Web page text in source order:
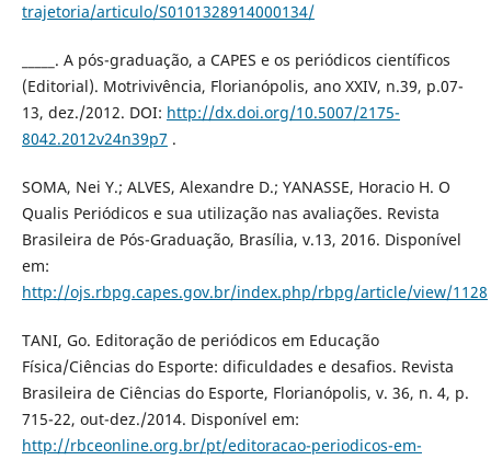
trajetoria/articulo/S0101328914000134/
_____. A pós-graduação, a CAPES e os periódicos científicos
(Editorial). Motrivivência, Florianópolis, ano XXIV, n.39, p.07-
13, dez./2012. DOI: http://dx.doi.org/10.5007/2175-
8042.2012v24n39p7 .
SOMA, Nei Y.; ALVES, Alexandre D.; YANASSE, Horacio H. O
Qualis Periódicos e sua utilização nas avaliações. Revista
Brasileira de Pós-Graduação, Brasília, v.13, 2016. Disponível
em:
http://ojs.rbpg.capes.gov.br/index.php/rbpg/article/view/1128
TANI, Go. Editoração de periódicos em Educação
Física/Ciências do Esporte: dificuldades e desafios. Revista
Brasileira de Ciências do Esporte, Florianópolis, v. 36, n. 4, p.
715-22, out-dez./2014. Disponível em:
http://rbceonline.org.br/pt/editoracao-periodicos-em-